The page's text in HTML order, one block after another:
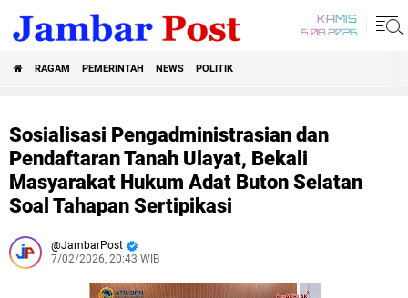
KAMIS
6 08 2026
RAGAM PEMERINTAH NEWS POLITIK
Sosialisasi Pengadministrasian dan
Pendaftaran Tanah Ulayat, Bekali
Masyarakat Hukum Adat Buton Selatan
Soal Tahapan Sertipikasi
JambarPost
7/02/2026, 20:43 WIB